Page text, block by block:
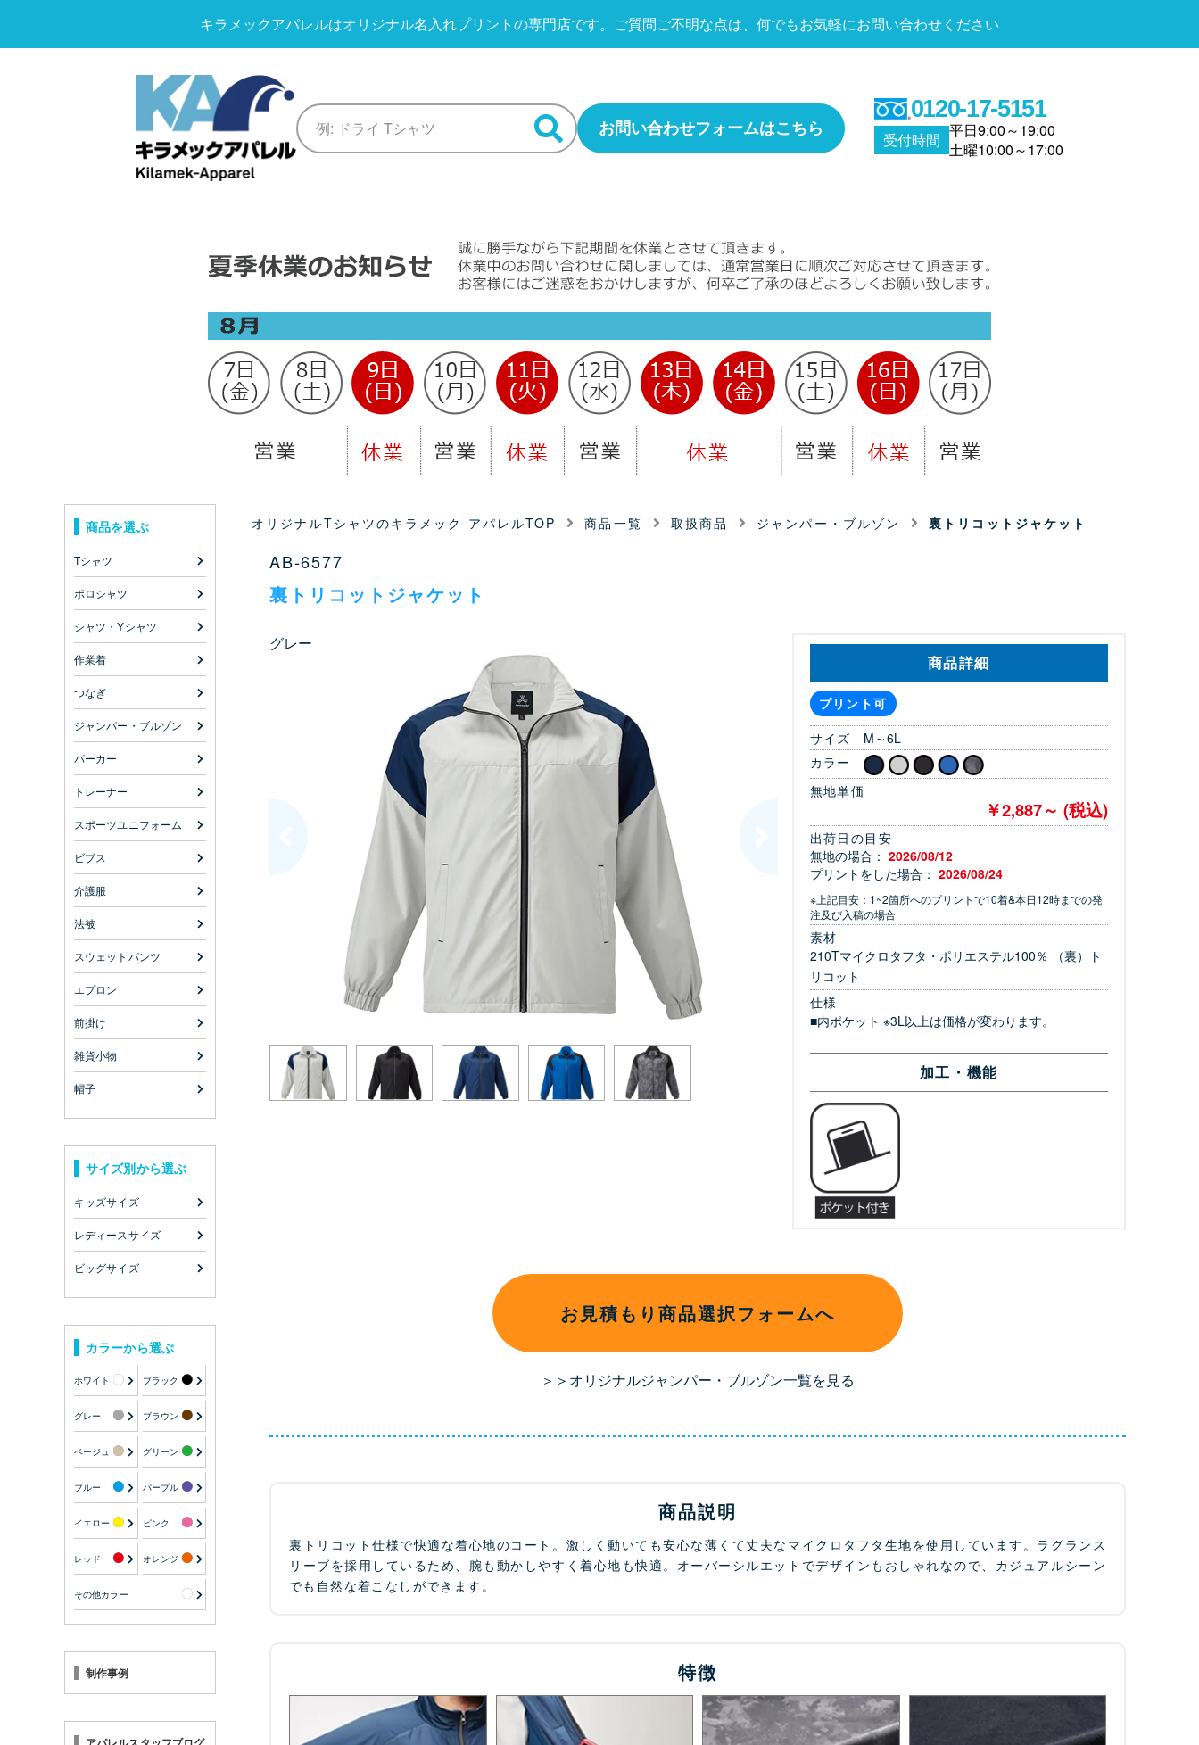
キラメックアパレルはオリジナル名入れプリントの専門店です。 ご質問ご不明な点は、何でもお気軽にお問い合わせください
お問い合わせフォームはこちら
0120-17-5151
受付時間 平日9:00～19:00
土曜10:00～17:00
商品を選ぶ
Tシャツ
ポロシャツ
シャツ・Yシャツ
作業着
つなぎ
ジャンパー・ブルゾン
パーカー
トレーナー
スポーツユニフォーム
ビブス
介護服
法被
スウェットパンツ
エプロン
前掛け
雑貨小物
帽子
サイズ別から選ぶ
キッズサイズ
レディースサイズ
ビッグサイズ
カラーから選ぶ
ホワイト ブラック
グレー ブラウン
ベージュ グリーン
ブルー パープル
イエロー ピンク
レッド オレンジ
その他カラー
制作事例
オリジナルTシャツのキラメック アパレルTOP 商品一覧 取扱商品 ジャンパー・ブルゾン 裏トリコットジャケット
AB-6577
裏トリコットジャケット
グレー
商品詳細
プリント可
サイズ
M～6L
カラー
無地単価
￥2,887～ (税込)
出荷日の目安
無地の場合： 2026/08/12
プリントをした場合： 2026/08/24
※上記目安：1~2箇所へのプリントで10着&本日12時までの発
注及び入稿の場合
素材
210Tマイクロタフタ・ポリエステル100％ （裏）ト
リコット
仕様
■内ポケット ※3L以上は価格が変わります。
加工・機能
お見積もり商品選択フォームへ
＞＞オリジナルジャンパー・ブルゾン一覧を見る
商品説明
裏トリコット仕様で快適な着心地のコート。激しく動いても安心な薄くて丈夫なマイクロタフタ生地を使用しています。ラグランス
リーブを採用しているため、腕も動かしやすく着心地も快適。オーバーシルエットでデザインもおしゃれなので、カジュアルシーン
でも自然な着こなしができます。
特徴